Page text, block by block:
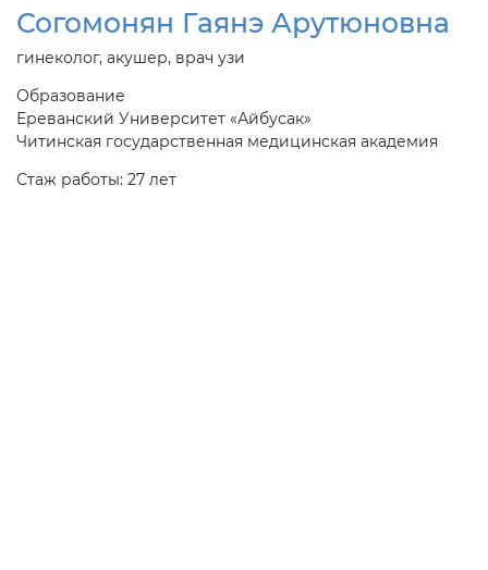
Согомонян Гаянэ Арутюновна
гинеколог, акушер, врач узи
Образование
Ереванский Университет «Айбусак»
Читинская государственная медицинская академия
Стаж работы: 27 лет